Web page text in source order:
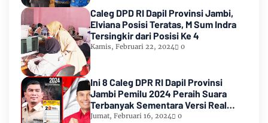
Caleg DPD RI Dapil Provinsi Jambi,
Elviana Posisi Teratas, M Sum Indra
Tersingkir dari Posisi Ke 4
Kamis, Februari 22, 2024 0
Ini 8 Caleg DPR RI Dapil Provinsi
Jambi Pemilu 2024 Peraih Suara
Terbanyak Sementara Versi Real
Count KPU RI
Jumat, Februari 16, 2024 0